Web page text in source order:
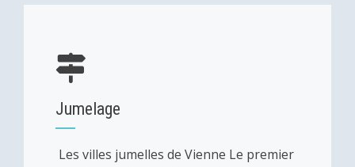
Jumelage
Les villes jumelles de Vienne Le premier